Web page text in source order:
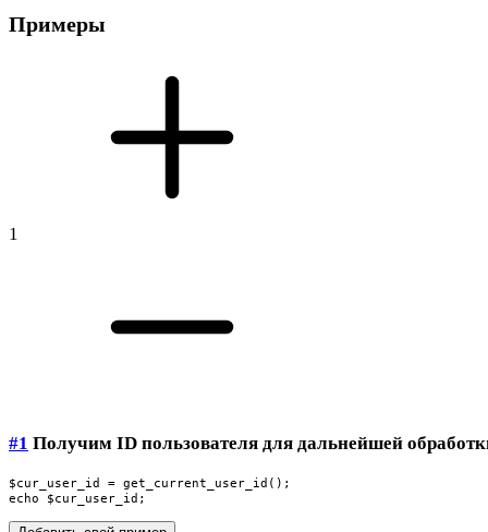
Примеры
1
#1 Получим ID пользователя для дальнейшей
$cur_user_id = get_current_user_id();
echo $cur_user_id;